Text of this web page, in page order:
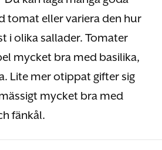
tomat eller variera den hur
i olika sallader. Tomater
mycket bra med basilika,
Lite mer otippat gifter sig
mycket bra med
fänkål.